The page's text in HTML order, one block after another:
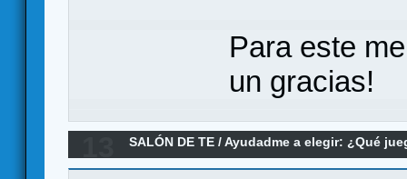
Para este
un gracias!
SALÓN DE TE /Ayudadme a elegir: ¿Qué